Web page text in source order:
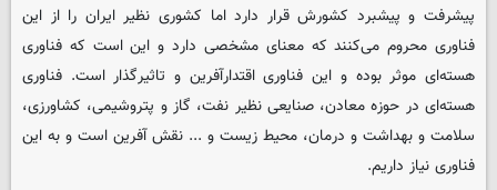
پیشرفت و پیشبرد کشورش قرار دارد اما کشوری نظیر ایران را از این
فناوری محروم می‌کنند که معنای مشخصی دارد و این است که فناوری
هسته‌ای موثر بوده و این فناوری اقتدارآفرین و تاثیرگذار است. فناوری
هسته‌ای در حوزه معادن، صنایعی نظیر نفت، گاز و پتروشیمی، کشاورزی،
سلامت و بهداشت و درمان، محیط زیست و ... نقش آفرین است و به این
فناوری نیاز داریم.